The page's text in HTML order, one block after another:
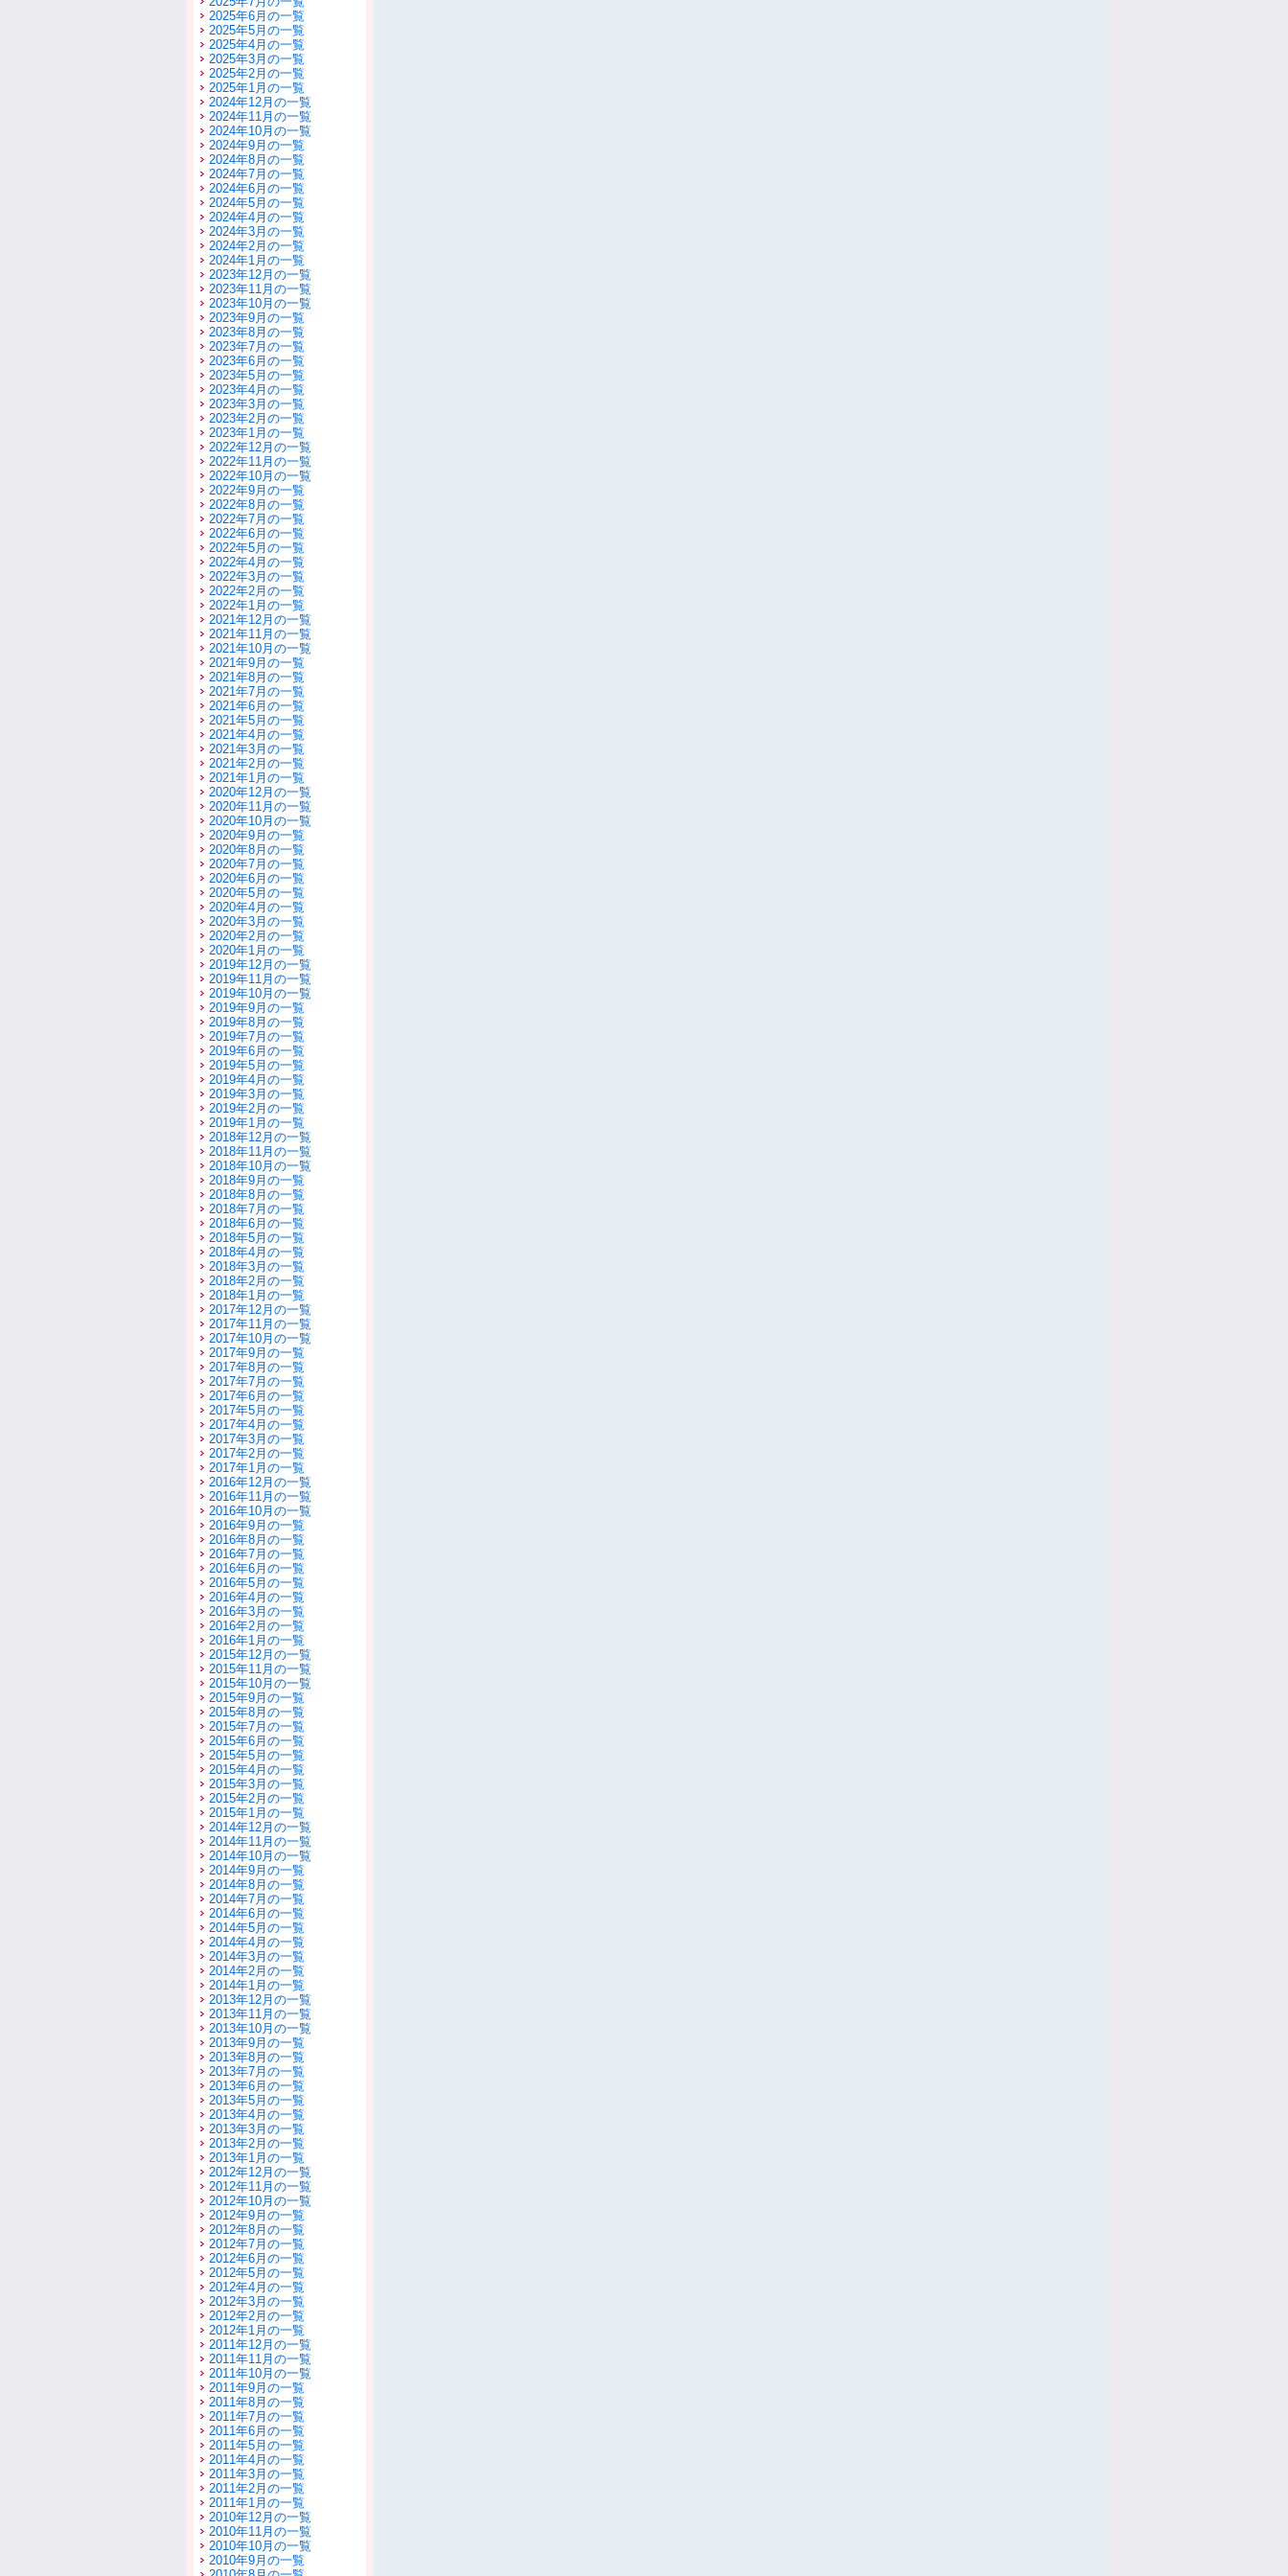
2025年6月の一覧
2025年5月の一覧
2025年4月の一覧
2025年3月の一覧
2025年2月の一覧
2025年1月の一覧
2024年12月の一覧
2024年11月の一覧
2024年10月の一覧
2024年9月の一覧
2024年8月の一覧
2024年7月の一覧
2024年6月の一覧
2024年5月の一覧
2024年4月の一覧
2024年3月の一覧
2024年2月の一覧
2024年1月の一覧
2023年12月の一覧
2023年11月の一覧
2023年10月の一覧
2023年9月の一覧
2023年8月の一覧
2023年7月の一覧
2023年6月の一覧
2023年5月の一覧
2023年4月の一覧
2023年3月の一覧
2023年2月の一覧
2023年1月の一覧
2022年12月の一覧
2022年11月の一覧
2022年10月の一覧
2022年9月の一覧
2022年8月の一覧
2022年7月の一覧
2022年6月の一覧
2022年5月の一覧
2022年4月の一覧
2022年3月の一覧
2022年2月の一覧
2022年1月の一覧
2021年12月の一覧
2021年11月の一覧
2021年10月の一覧
2021年9月の一覧
2021年8月の一覧
2021年7月の一覧
2021年6月の一覧
2021年5月の一覧
2021年4月の一覧
2021年3月の一覧
2021年2月の一覧
2021年1月の一覧
2020年12月の一覧
2020年11月の一覧
2020年10月の一覧
2020年9月の一覧
2020年8月の一覧
2020年7月の一覧
2020年6月の一覧
2020年5月の一覧
2020年4月の一覧
2020年3月の一覧
2020年2月の一覧
2020年1月の一覧
2019年12月の一覧
2019年11月の一覧
2019年10月の一覧
2019年9月の一覧
2019年8月の一覧
2019年7月の一覧
2019年6月の一覧
2019年5月の一覧
2019年4月の一覧
2019年3月の一覧
2019年2月の一覧
2019年1月の一覧
2018年12月の一覧
2018年11月の一覧
2018年10月の一覧
2018年9月の一覧
2018年8月の一覧
2018年7月の一覧
2018年6月の一覧
2018年5月の一覧
2018年4月の一覧
2018年3月の一覧
2018年2月の一覧
2018年1月の一覧
2017年12月の一覧
2017年11月の一覧
2017年10月の一覧
2017年9月の一覧
2017年8月の一覧
2017年7月の一覧
2017年6月の一覧
2017年5月の一覧
2017年4月の一覧
2017年3月の一覧
2017年2月の一覧
2017年1月の一覧
2016年12月の一覧
2016年11月の一覧
2016年10月の一覧
2016年9月の一覧
2016年8月の一覧
2016年7月の一覧
2016年6月の一覧
2016年5月の一覧
2016年4月の一覧
2016年3月の一覧
2016年2月の一覧
2016年1月の一覧
2015年12月の一覧
2015年11月の一覧
2015年10月の一覧
2015年9月の一覧
2015年8月の一覧
2015年7月の一覧
2015年6月の一覧
2015年5月の一覧
2015年4月の一覧
2015年3月の一覧
2015年2月の一覧
2015年1月の一覧
2014年12月の一覧
2014年11月の一覧
2014年10月の一覧
2014年9月の一覧
2014年8月の一覧
2014年7月の一覧
2014年6月の一覧
2014年5月の一覧
2014年4月の一覧
2014年3月の一覧
2014年2月の一覧
2014年1月の一覧
2013年12月の一覧
2013年11月の一覧
2013年10月の一覧
2013年9月の一覧
2013年8月の一覧
2013年7月の一覧
2013年6月の一覧
2013年5月の一覧
2013年4月の一覧
2013年3月の一覧
2013年2月の一覧
2013年1月の一覧
2012年12月の一覧
2012年11月の一覧
2012年10月の一覧
2012年9月の一覧
2012年8月の一覧
2012年7月の一覧
2012年6月の一覧
2012年5月の一覧
2012年4月の一覧
2012年3月の一覧
2012年2月の一覧
2012年1月の一覧
2011年12月の一覧
2011年11月の一覧
2011年10月の一覧
2011年9月の一覧
2011年8月の一覧
2011年7月の一覧
2011年6月の一覧
2011年5月の一覧
2011年4月の一覧
2011年3月の一覧
2011年2月の一覧
2011年1月の一覧
2010年12月の一覧
2010年11月の一覧
2010年10月の一覧
2010年9月の一覧